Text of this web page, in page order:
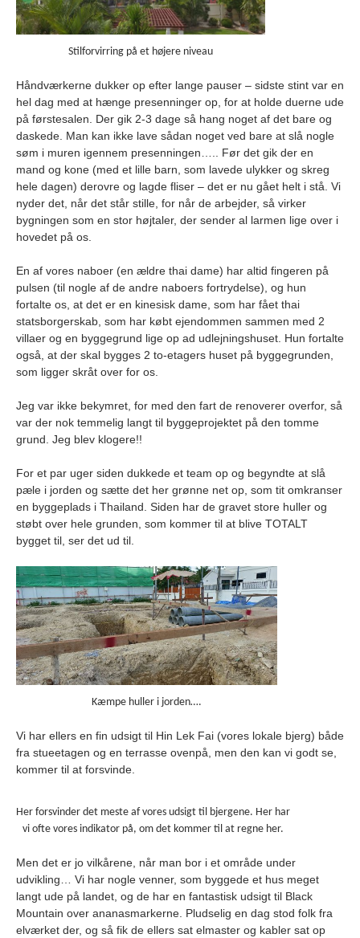
Stilforvirring på et højere niveau
Håndværkerne dukker op efter lange pauser – sidste stint var en
hel dag med at hænge presenninger op, for at holde duerne ude
på førstesalen. Der gik 2-3 dage så hang noget af det bare og
daskede. Man kan ikke lave sådan noget ved bare at slå nogle
søm i muren igennem presenningen….. Før det gik der en
mand og kone (med et lille barn, som lavede ulykker og skreg
hele dagen) derovre og lagde fliser – det er nu gået helt i stå. Vi
nyder det, når det står stille, for når de arbejder, så virker
bygningen som en stor højtaler, der sender al larmen lige over i
hovedet på os.
En af vores naboer (en ældre thai dame) har altid fingeren på
pulsen (til nogle af de andre naboers fortrydelse), og hun
fortalte os, at det er en kinesisk dame, som har fået thai
statsborgerskab, som har købt ejendommen sammen med 2
villaer og en byggegrund lige op ad udlejningshuset. Hun fortalte
også, at der skal bygges 2 to-etagers huset på byggegrunden,
som ligger skråt over for os.
Jeg var ikke bekymret, for med den fart de renoverer overfor, så
var der nok temmelig langt til byggeprojektet på den tomme
grund. Jeg blev klogere!!
For et par uger siden dukkede et team op og begyndte at slå
pæle i jorden og sætte det her grønne net op, som tit omkranser
en byggeplads i Thailand. Siden har de gravet store huller og
støbt over hele grunden, som kommer til at blive TOTALT
bygget til, ser det ud til.
Kæmpe huller i jorden….
Vi har ellers en fin udsigt til Hin Lek Fai (vores lokale bjerg) både
fra stueetagen og en terrasse ovenpå, men den kan vi godt se,
kommer til at forsvinde.
Her forsvinder det meste af vores udsigt til bjergene. Her har
vi ofte vores indikator på, om det kommer til at regne her.
Men det er jo vilkårene, når man bor i et område under
udvikling… Vi har nogle venner, som byggede et hus meget
langt ude på landet, og de har en fantastisk udsigt til Black
Mountain over ananasmarkerne. Pludselig en dag stod folk fra
elværket der, og så fik de ellers sat elmaster og kabler sat op